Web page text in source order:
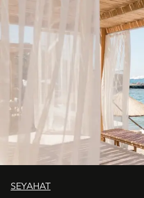
SEYAHAT